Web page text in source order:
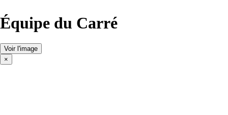
Équipe du Carré
Voir l'image
×